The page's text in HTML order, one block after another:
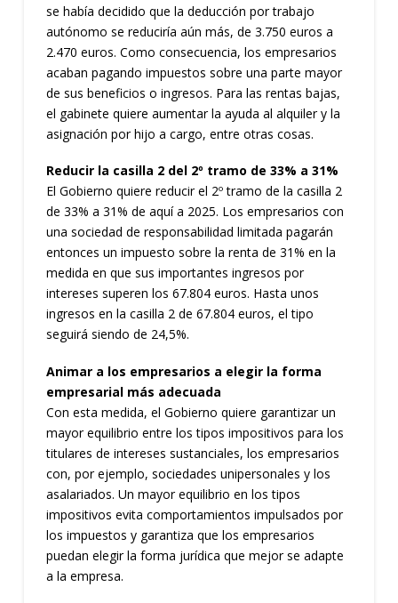
se había decidido que la deducción por trabajo
autónomo se reduciría aún más, de 3.750 euros a
2.470 euros. Como consecuencia, los empresarios
acaban pagando impuestos sobre una parte mayor
de sus beneficios o ingresos. Para las rentas bajas,
el gabinete quiere aumentar la ayuda al alquiler y la
asignación por hijo a cargo, entre otras cosas.
Reducir la casilla 2 del 2º tramo de 33% a 31%
El Gobierno quiere reducir el 2º tramo de la casilla 2
de 33% a 31% de aquí a 2025. Los empresarios con
una sociedad de responsabilidad limitada pagarán
entonces un impuesto sobre la renta de 31% en la
medida en que sus importantes ingresos por
intereses superen los 67.804 euros. Hasta unos
ingresos en la casilla 2 de 67.804 euros, el tipo
seguirá siendo de 24,5%.
Animar a los empresarios a elegir la forma
empresarial más adecuada
Con esta medida, el Gobierno quiere garantizar un
mayor equilibrio entre los tipos impositivos para los
titulares de intereses sustanciales, los empresarios
con, por ejemplo, sociedades unipersonales y los
asalariados. Un mayor equilibrio en los tipos
impositivos evita comportamientos impulsados por
los impuestos y garantiza que los empresarios
puedan elegir la forma jurídica que mejor se adapte
a la empresa.